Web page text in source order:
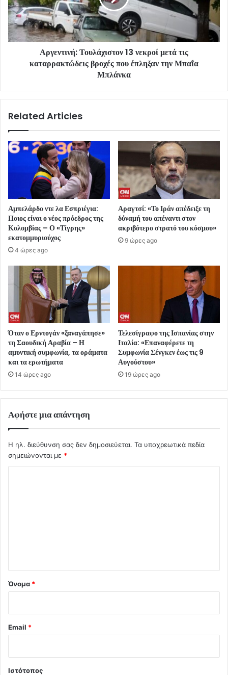
Αργεντινή: Τουλάχιστον 13 νεκροί μετά τις
καταρρακτώδεις βροχές που έπληξαν την Μπαΐα
Μπλάνκα
Related Articles
Αμπελάρδο ντε λα Εσπριέγια:
Ποιος είναι ο νέος πρόεδρος της
Κολομβίας – Ο «Τίγρης»
εκατομμυριούχος
4 ώρες ago
Αραγτσί: «Το Ιράν απέδειξε τη
δύναμή του απέναντι στον
ακριβότερο στρατό του κόσμου»
9 ώρες ago
Όταν ο Ερντογάν «ξαναγάπησε»
τη Σαουδική Αραβία – Η
αμυντική συμφωνία, τα οράματα
και τα ερωτήματα
14 ώρες ago
Τελεσίγραφο της Ισπανίας στην
Ιταλία: «Επαναφέρετε τη
Συμφωνία Σένγκεν έως τις 9
Αυγούστου»
19 ώρες ago
Αφήστε μια απάντηση
Η ηλ. διεύθυνση σας δεν δημοσιεύεται. Τα υποχρεωτικά πεδία
σημειώνονται με *
Όνομα *
Email *
Ιστότοπος